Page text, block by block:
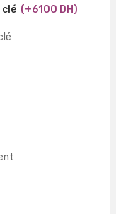
(+6100 DH)